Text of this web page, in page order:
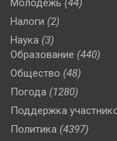
Молодежь (44)
Налоги (2)
Наука (3)
Образование (440)
Общество (48)
Погода (1280)
Поддержка
Политика (4397)